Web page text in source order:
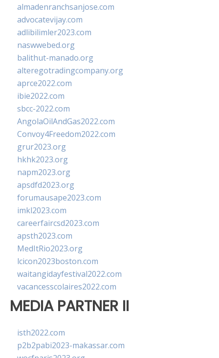
almadenranchsanjose.com
advocatevijay.com
adlibilimler2023.com
naswwebed.org
balithut-manado.org
alteregotradingcompany.org
aprce2022.com
ibie2022.com
sbcc-2022.com
AngolaOilAndGas2022.com
Convoy4Freedom2022.com
grur2023.org
hkhk2023.org
napm2023.org
apsdfd2023.org
forumausape2023.com
imkl2023.com
careerfaircsd2023.com
apsth2023.com
MedItRio2023.org
lcicon2023boston.com
waitangidayfestival2022.com
vacancesscolaires2022.com
MEDIA PARTNER II
isth2022.com
p2b2pabi2023-makassar.com